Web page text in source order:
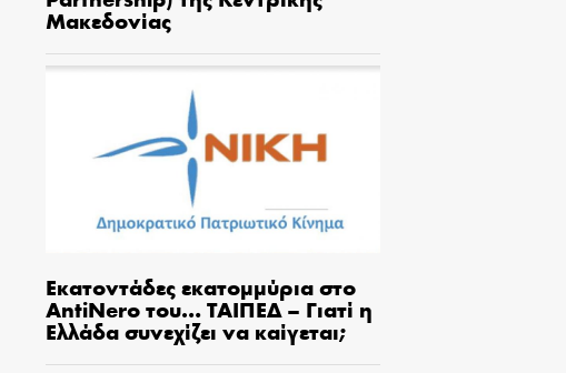
Μακεδονίας
Εκατοντάδες εκατομμύρια στο
AntiNero του… ΤΑΙΠΕΔ – Γιατί η
Ελλάδα συνεχίζει να καίγεται;